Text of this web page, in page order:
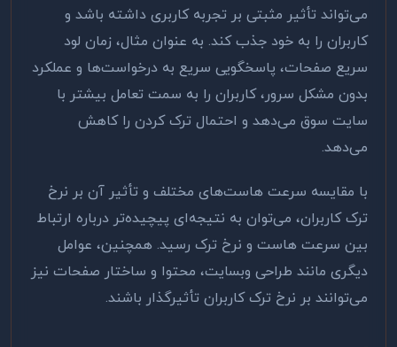
می‌تواند تأثیر مثبتی بر تجربه کاربری داشته باشد و
کاربران را به خود جذب کند. به عنوان مثال، زمان لود
سریع صفحات، پاسخگویی سریع به درخواست‌ها و عملکرد
بدون مشکل سرور، کاربران را به سمت تعامل بیشتر با
سایت سوق می‌دهد و احتمال ترک کردن را کاهش
می‌دهد.
با مقایسه سرعت هاست‌های مختلف و تأثیر آن بر نرخ
ترک کاربران، می‌توان به نتیجه‌ای پیچیده‌تر درباره ارتباط
بین سرعت هاست و نرخ ترک رسید. همچنین، عوامل
دیگری مانند طراحی وبسایت، محتوا و ساختار صفحات نیز
می‌توانند بر نرخ ترک کاربران تأثیرگذار باشند.